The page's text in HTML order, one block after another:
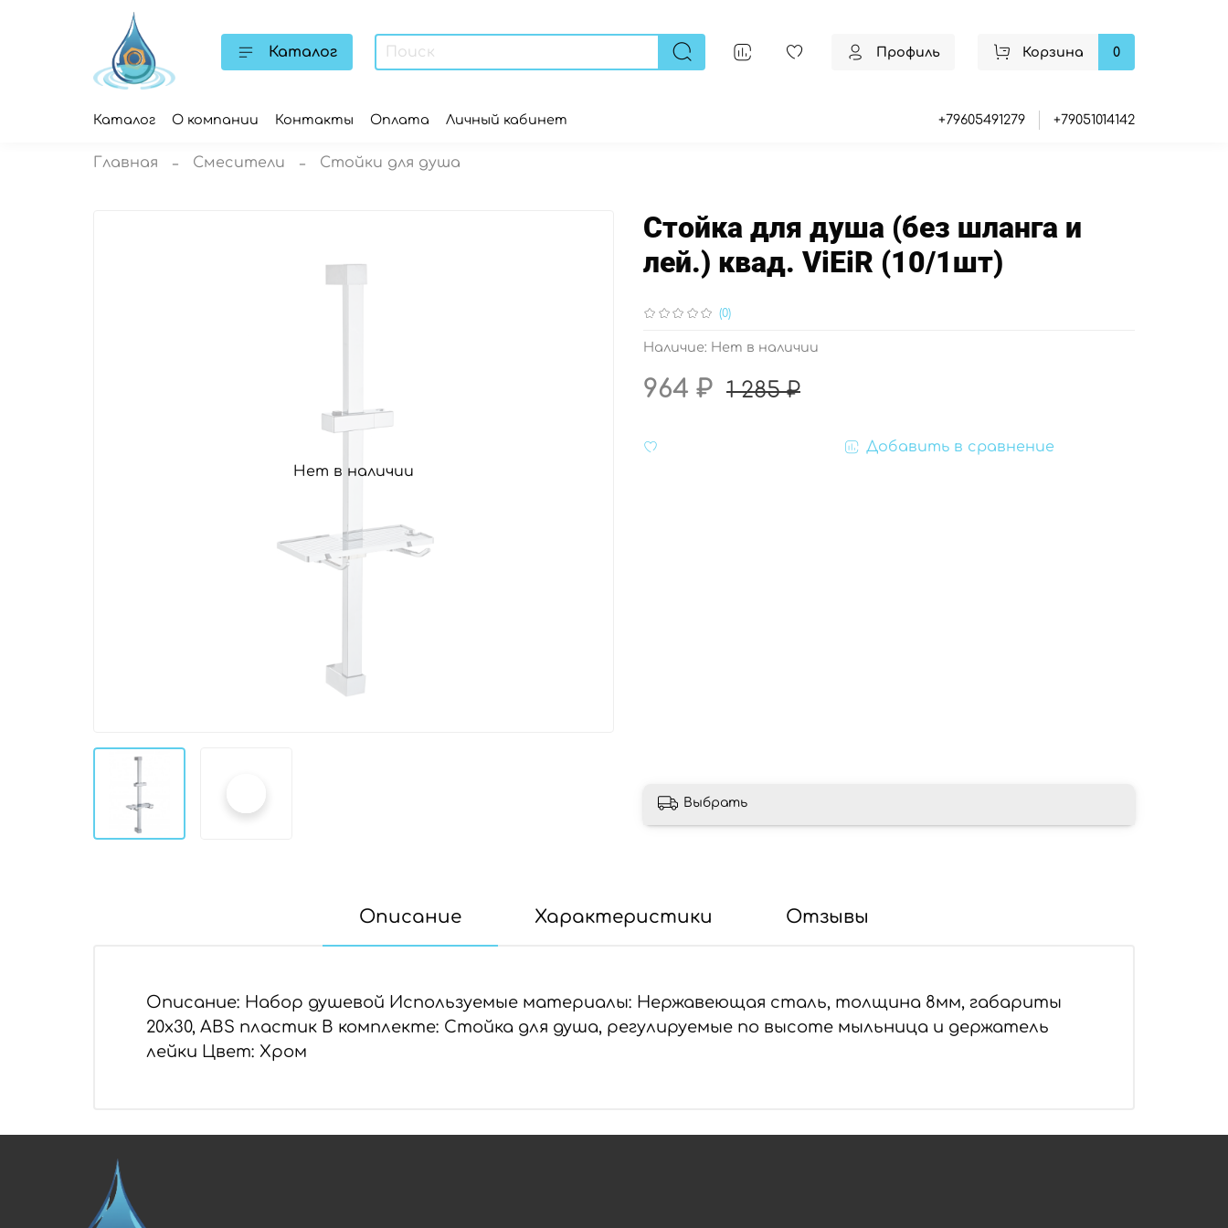
Каталог Профиль Корзина 0
Каталог О компании Контакты Оплата Личный кабинет +79605491279 +79051014142
Главная Смесители Стойки для душа
Нет в наличии
(0)
Наличие: Нет в наличии
Стойка для душа (без шланга и
лей.) квад. ViEiR (10/1шт)
964 ₽ 1 285 ₽
Добавить в сравнение
Выбрать
Описание Характеристики Отзывы
Описание: Набор душевой Используемые материалы: Нержавеющая сталь, толщина 8мм, габариты
20х30, ABS пластик В комплекте: Стойка для душа, регулируемые по высоте мыльница и держатель
лейки Цвет: Хром